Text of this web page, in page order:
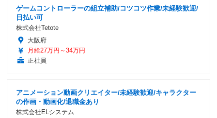
ゲームコントローラーの組立補助/コツコツ作業/未経験歓迎/
日払い可
株式会社Tetote
大阪府
月給27万円～34万円
正社員
アニメーション動画クリエイター/未経験歓迎/キャラクター
の作画・動画化/退職金あり
株式会社ELシステム